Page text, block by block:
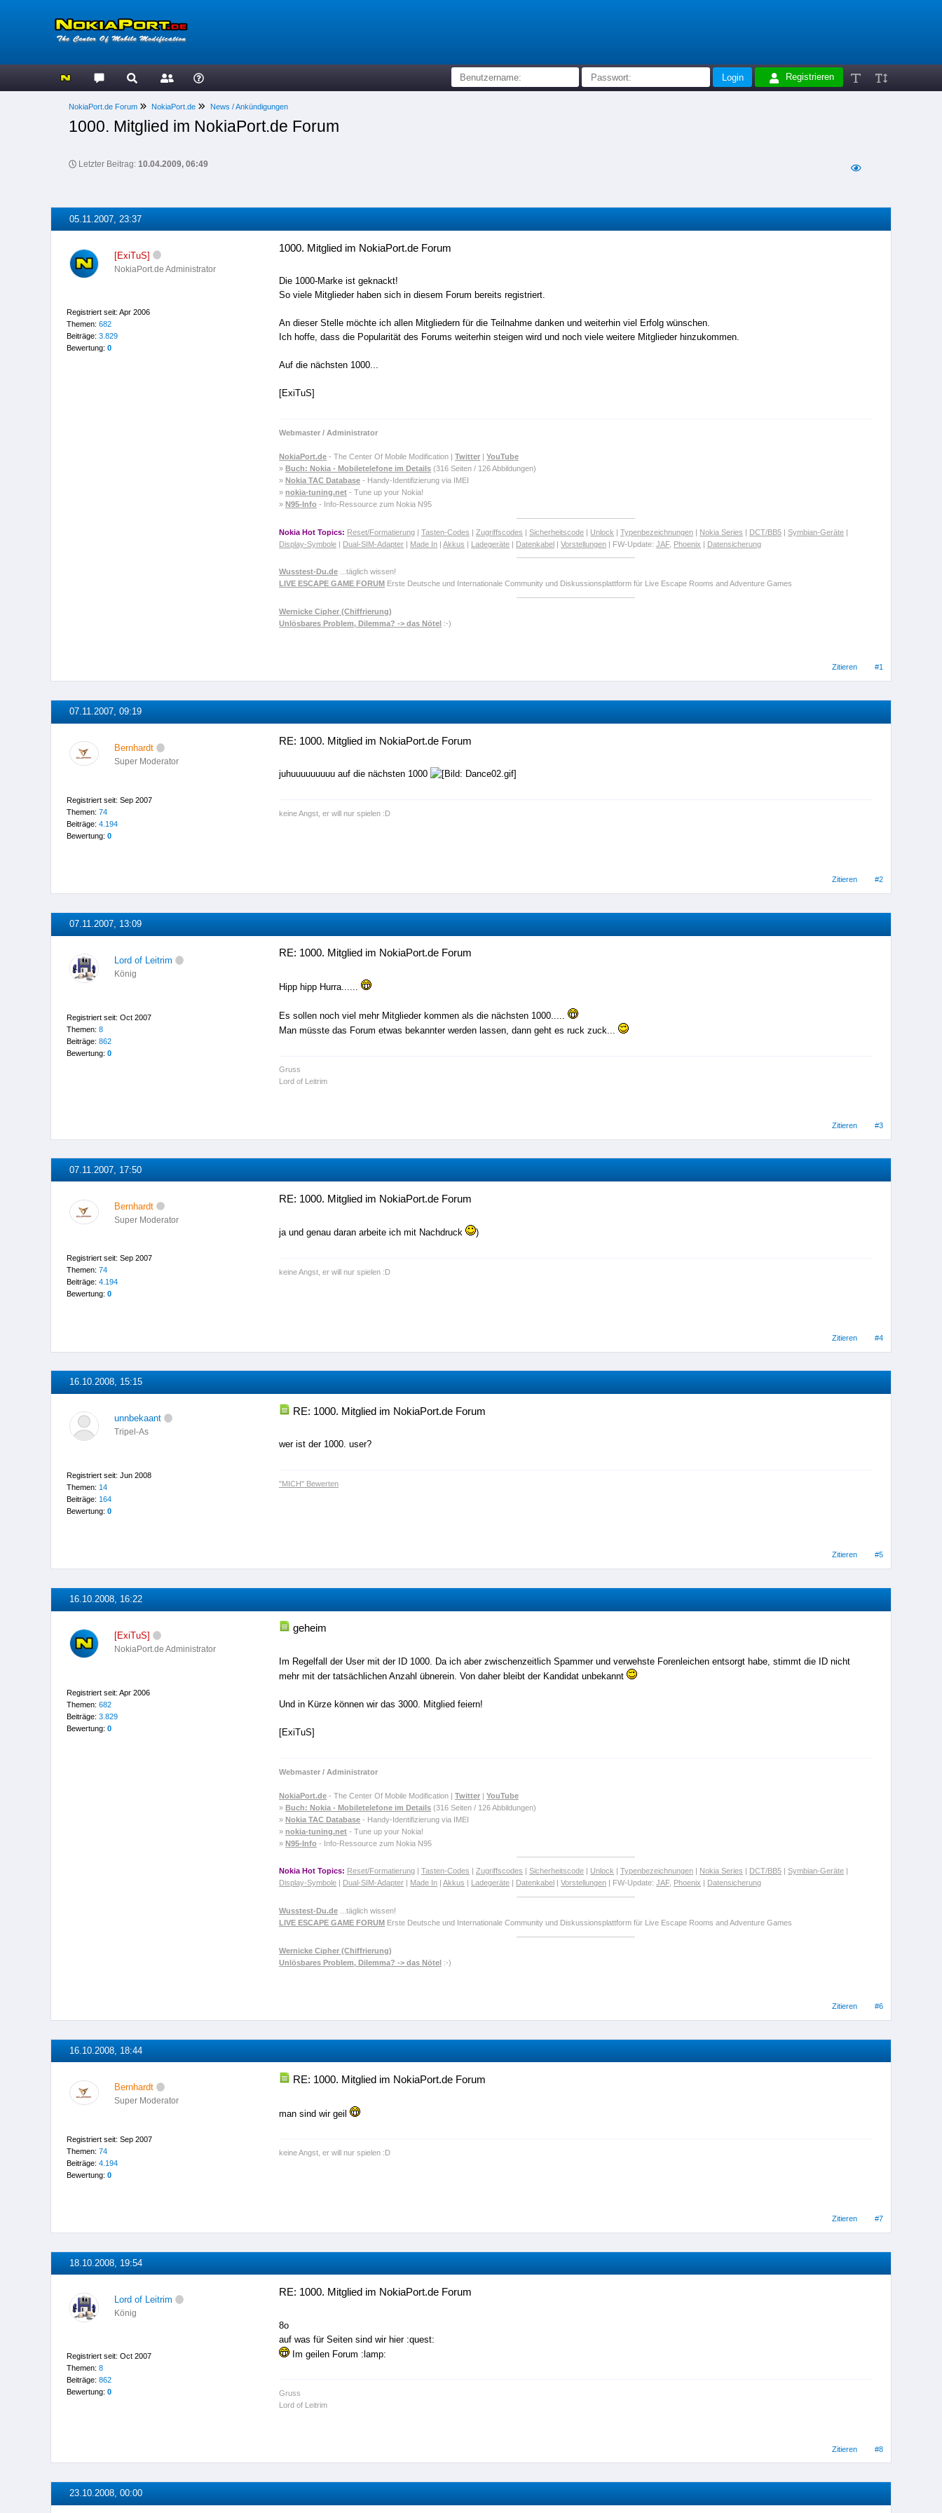
Registrieren
NokiaPort.de Forum NokiaPort.de News / Ankündigungen
1000. Mitglied im NokiaPort.de Forum
Letzter Beitrag: 10.04.2009, 06:49
05.11.2007, 23:37
[ExiTuS]
NokiaPort.de Administrator
Registriert seit: Apr 2006
Themen: 682
Beiträge: 3.829
Bewertung: 0
1000. Mitglied im NokiaPort.de Forum
Die 1000-Marke ist geknackt!
So viele Mitglieder haben sich in diesem Forum bereits registriert.
An dieser Stelle möchte ich allen Mitgliedern für die Teilnahme danken und weiterhin viel Erfolg wünschen.
Ich hoffe, dass die Popularität des Forums weiterhin steigen wird und noch viele weitere Mitglieder hinzukommen.
Auf die nächsten 1000...
[ExiTuS]
Webmaster / Administrator
NokiaPort.de - The Center Of Mobile Modification |Twitter |YouTube
»Buch: Nokia - Mobiletelefone im Details (316 Seiten / 126 Abbildungen)
»Nokia TAC Database - Handy-Identifizierung via IMEI
»nokia-tuning.net - Tune up your Nokia!
»N95-Info - Info-Ressource zum Nokia N95
Nokia Hot Topics: Reset/Formatierung |Tasten-Codes | Zugriffscodes |Sicherheitscode | Unlock |Typenbezeichnungen | Nokia Series | DCT/BB5 |Symbian-Geräte |
Display-Symbole | Dual-SIM-Adapter | Made In |Akkus | Ladegeräte | Datenkabel |Vorstellungen | FW-Update:JAF, Phoenix | Datensicherung
Wusstest-Du.de ...täglich wissen!
LIVE ESCAPE GAME FORUM Erste Deutsche und Internationale Community und Diskussionsplattform für Live Escape Rooms and Adventure Games
Wernicke Cipher (Chiffrierung)
Unlösbares Problem, Dilemma? -> das Nötel :-)
Zitieren #1
07.11.2007, 09:19
Bernhardt
Super Moderator
Registriert seit: Sep 2007
Themen: 74
Beiträge: 4.194
Bewertung: 0
RE: 1000. Mitglied im NokiaPort.de Forum
juhuuuuuuuuu auf die nächsten 1000
keine Angst, er will nur spielen :D
Zitieren #2
07.11.2007, 13:09
Lord of Leitrim
König
Registriert seit: Oct 2007
Themen: 8
Beiträge: 862
Bewertung: 0
RE: 1000. Mitglied im NokiaPort.de Forum
Hipp hipp Hurra......
Es sollen noch viel mehr Mitglieder kommen als die nächsten 1000.....
Man müsste das Forum etwas bekannter werden lassen, dann geht es ruck zuck...
Gruss
Lord of Leitrim
Zitieren #3
07.11.2007, 17:50
Bernhardt
Super Moderator
Registriert seit: Sep 2007
Themen: 74
Beiträge: 4.194
Bewertung: 0
RE: 1000. Mitglied im NokiaPort.de Forum
ja und genau daran arbeite ich mit Nachdruck )
keine Angst, er will nur spielen :D
Zitieren #4
16.10.2008, 15:15
unnbekaant
Tripel-As
Registriert seit: Jun 2008
Themen: 14
Beiträge: 164
Bewertung: 0
RE: 1000. Mitglied im NokiaPort.de Forum
wer ist der 1000. user?
"MICH" Bewerten
Zitieren #5
16.10.2008, 16:22
[ExiTuS]
NokiaPort.de Administrator
Registriert seit: Apr 2006
Themen: 682
Beiträge: 3.829
Bewertung: 0
geheim
Im Regelfall der User mit der ID 1000. Da ich aber zwischenzeitlich Spammer und verwehste Forenleichen entsorgt habe, stimmt die ID nicht
mehr mit der tatsächlichen Anzahl übnerein. Von daher bleibt der Kandidat unbekannt
Und in Kürze können wir das 3000. Mitglied feiern!
[ExiTuS]
Webmaster / Administrator
NokiaPort.de - The Center Of Mobile Modification |Twitter |YouTube
»Buch: Nokia - Mobiletelefone im Details (316 Seiten / 126 Abbildungen)
»Nokia TAC Database - Handy-Identifizierung via IMEI
»nokia-tuning.net - Tune up your Nokia!
»N95-Info - Info-Ressource zum Nokia N95
Nokia Hot Topics: Reset/Formatierung |Tasten-Codes Zugriffscodes |Sicherheitscode Unlock |Typenbezeichnungen Nokia Series DCT/BB5 |Symbian-Geräte
Display-Symbole
Dual-SIM-Adapter Made In |Akkus Ladegeräte Datenkabel |Vorstellungen | FW-Update:JAF, Phoenix Datensicherung
Wusstest-Du.de ...täglich wissen!
LIVE ESCAPE GAME FORUM Erste Deutsche und Internationale Community und Diskussionsplattform für Live Escape Rooms and Adventure Games
Wernicke Cipher (Chiffrierung)
Unlösbares Problem, Dilemma? -> das Nötel :-)
Zitieren #6
16.10.2008, 18:44
Bernhardt
Super Moderator
Registriert seit: Sep 2007
Themen: 74
Beiträge: 4.194
Bewertung: 0
RE: 1000. Mitglied im NokiaPort.de Forum
man sind wir geil
keine Angst, er will nur spielen :D
Zitieren #7
18.10.2008, 19:54
Lord of Leitrim
König
Registriert seit: Oct 2007
Themen: 8
Beiträge: 862
Bewertung: 0
RE: 1000. Mitglied im NokiaPort.de Forum
8o
auf was für Seiten sind wir hier :quest:
Im geilen Forum :lamp:
Gruss
Lord of Leitrim
Zitieren #8
23.10.2008, 00:00